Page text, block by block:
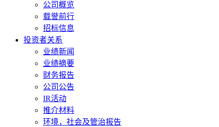
公司概览
载誉前行
招标信息
投资者关系
业绩新闻
业绩摘要
财务报告
公司公告
IR活动
推介材料
环境，社会及管治报告